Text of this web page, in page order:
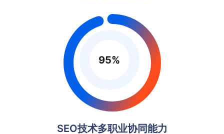
95%
SEO技术多职业协同能力